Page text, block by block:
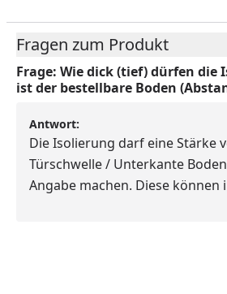
Fragen zum Produkt
Frage: Wie dick (tief) dürfen die
ist der bestellbare Boden
Antwort:
Die Isolierung darf eine Stärke
Türschwelle / Unterkante
Angabe machen. Diese